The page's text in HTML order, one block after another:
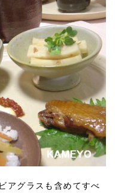
アグラスも含めてすべ